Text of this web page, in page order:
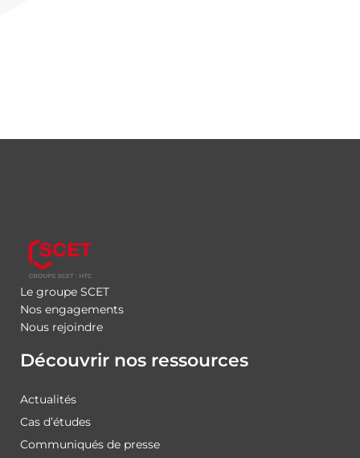
Le groupe SCET
Nos engagements
Nous rejoindre
Découvrir nos ressources
Actualités
Cas d’études
Communiqués de presse